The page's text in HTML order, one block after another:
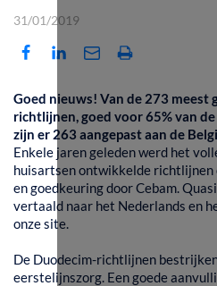
31/01/2019
​​Goed nieuws! Van de 273 meest
richtlijnen, goed voor 65% van
zijn er 263 aangepast aan de
Enkele jaren geleden werd het
huisartsen ontwikkelde richtlijnen
en goedkeuring door Cebam.
vertaald naar het Nederlands en
onze site.
De Duodecim-richtlijnen
eerstelijnszorg. Een goede